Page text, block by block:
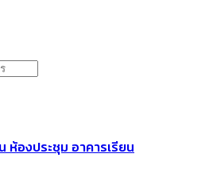
ห้องประชุม อาคารเรียน